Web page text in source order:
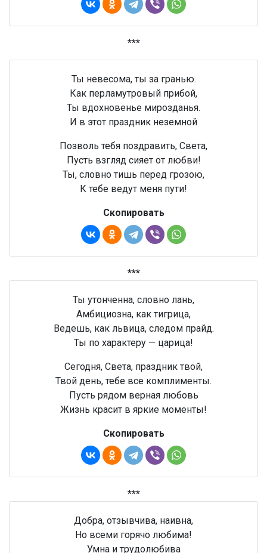
***
Ты невесома, ты за гранью.
Как перламутровый прибой,
Ты вдохновенье мирозданья.
И в этот праздник неземной
Позволь тебя поздравить, Света,
Пусть взгляд сияет от любви!
Ты, словно тишь перед грозою,
К тебе ведут меня пути!
Скопировать
***
Ты утонченна, словно лань,
Амбициозна, как тигрица,
Ведешь, как львица, следом прайд.
Ты по характеру — царица!
Сегодня, Света, праздник твой,
Твой день, тебе все комплименты.
Пусть рядом верная любовь
Жизнь красит в яркие моменты!
Скопировать
***
Добра, отзывчива, наивна,
Но всеми горячо любима!
Умна и трудолюбива